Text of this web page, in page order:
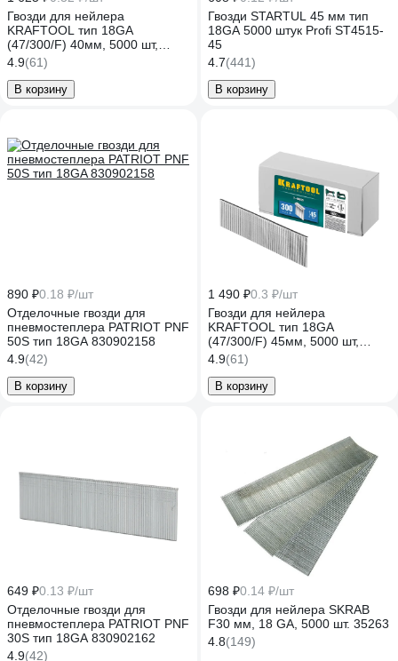
Гвозди для нейлера
KRAFTOOL тип 18GA
(47/300/F) 40мм, 5000 шт,
31785-40
4.9(61)
В корзину
Гвозди STARTUL 45 мм тип
18GA 5000 штук Profi ST4515-
45
4.7(441)
В корзину
890 ₽0.18 ₽/шт
Отделочные гвозди для
пневмостеплера PATRIOT PNF
50S тип 18GA 830902158
4.9(42)
В корзину
1 490 ₽0.3 ₽/шт
Гвозди для нейлера
KRAFTOOL тип 18GA
(47/300/F) 45мм, 5000 шт,
31785-45
4.9(61)
В корзину
649 ₽0.13 ₽/шт
Отделочные гвозди для
пневмостеплера PATRIOT PNF
30S тип 18GA 830902162
4.9(42)
698 ₽0.14 ₽/шт
Гвозди для нейлера SKRAB
F30 мм, 18 GA, 5000 шт. 35263
4.8(149)